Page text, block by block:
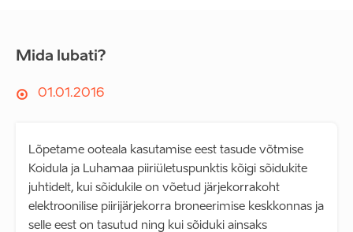
Mida lubati?
01.01.2016
Lõpetame ooteala kasutamise eest tasude võtmise
Koidula ja Luhamaa piiriületuspunktis kõigi sõidukite
juhtidelt, kui sõidukile on võetud järjekorrakoht
elektroonilise piirijärjekorra broneerimise keskkonnas ja
selle eest on tasutud ning kui sõiduki ainsaks